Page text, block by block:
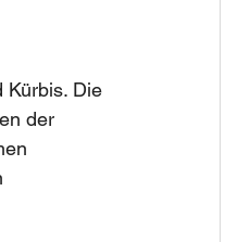
Kürbis. Die
der